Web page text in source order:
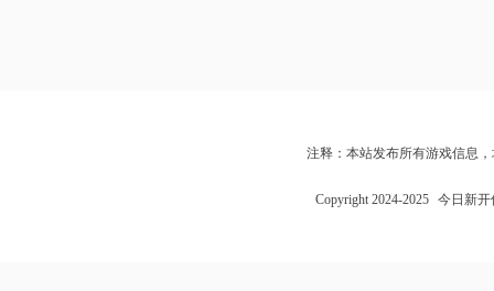
注释：本站发布所有游戏信息
Copyright 2024-2025 今日新开